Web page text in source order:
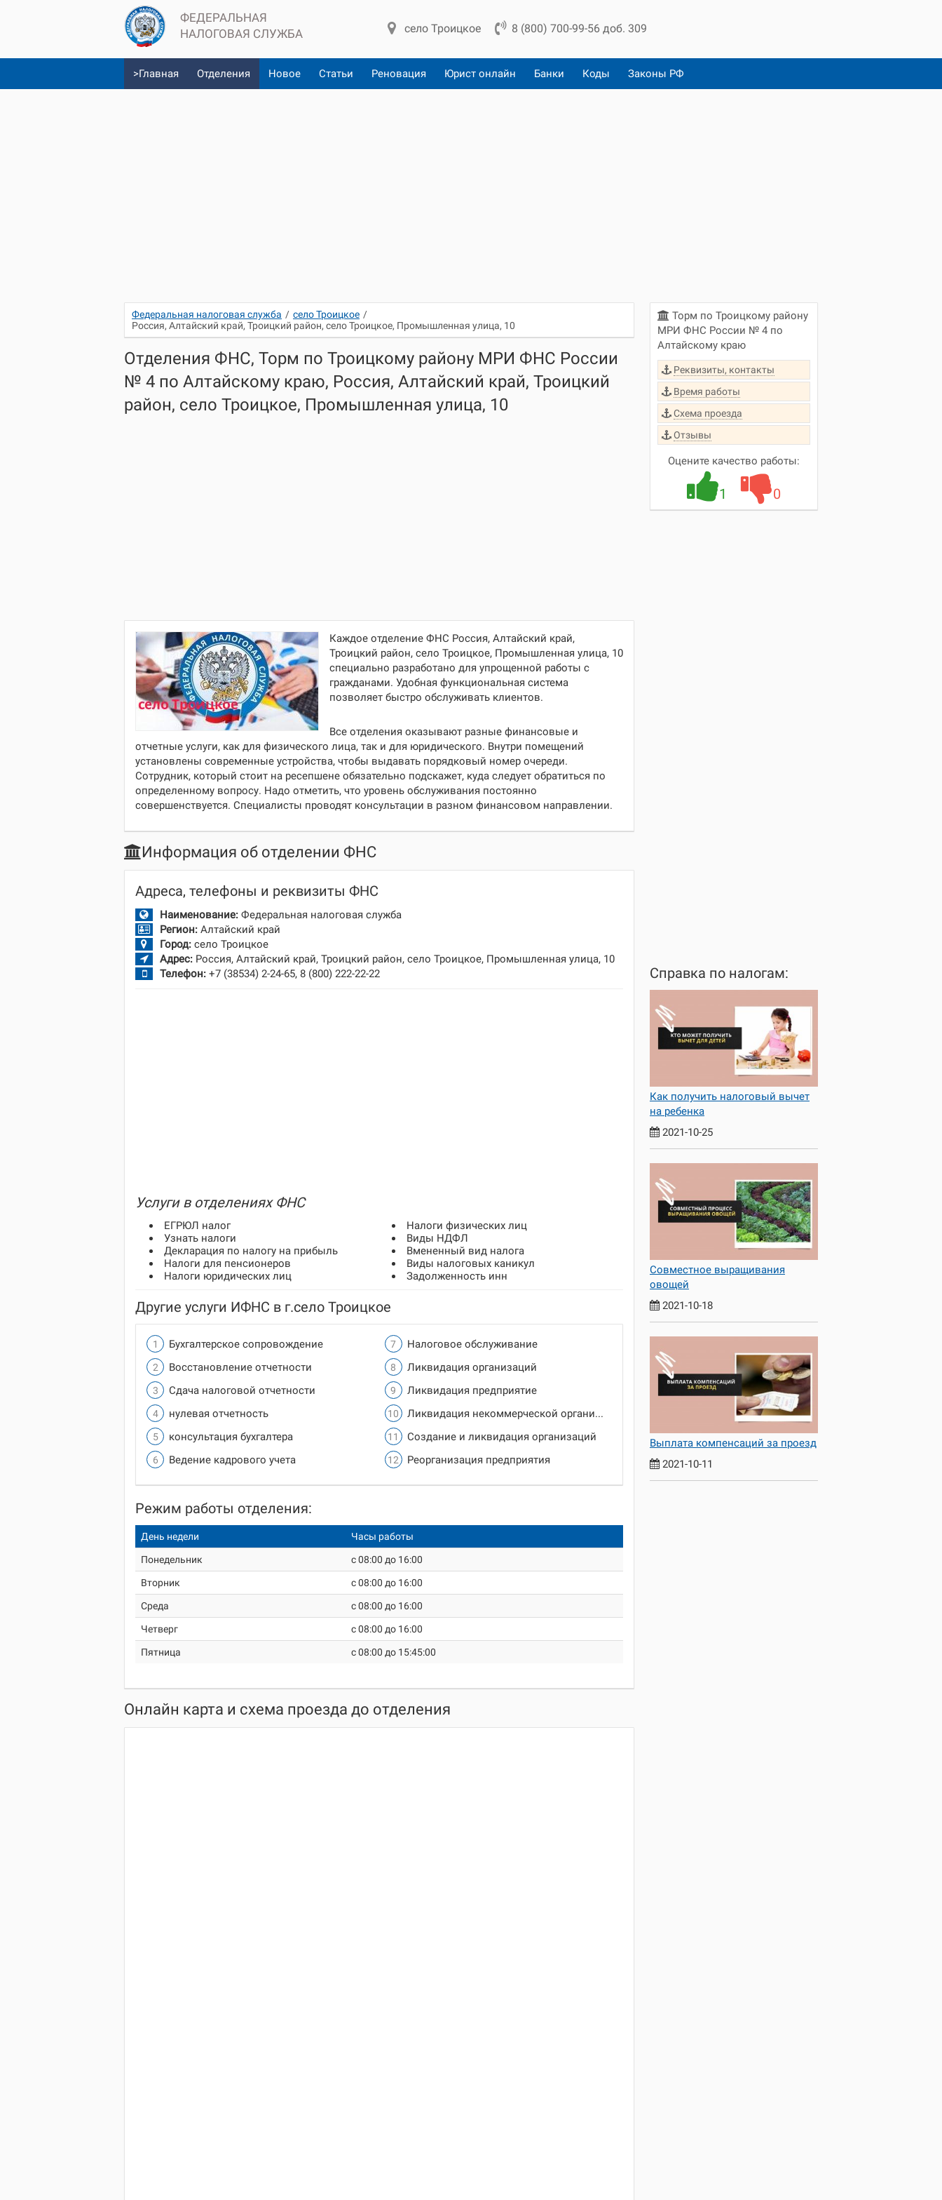
ФЕДЕРАЛЬНАЯ
НАЛОГОВАЯ СЛУЖБА
село Троицкое 8 (800) 700-99-56 доб. 309
>Главная Отделения Новое Статьи Реновация Юрист онлайн Банки Коды Законы РФ
Федеральная налоговая служба / село Троицкое /
Россия, Алтайский край, Троицкий район, село Троицкое, Промышленная улица, 10
Отделения ФНС, Торм по Троицкому району МРИ ФНС России
№ 4 по Алтайскому краю, Россия, Алтайский край, Троицкий
район, село Троицкое, Промышленная улица, 10
Каждое отделение ФНС Россия, Алтайский край,
Троицкий район, село Троицкое, Промышленная улица, 10
специально разработано для упрощенной работы с
гражданами. Удобная функциональная система
позволяет быстро обслуживать клиентов.
Все отделения оказывают разные финансовые и
отчетные услуги, как для физического лица, так и для юридического. Внутри помещений
установлены современные устройства, чтобы выдавать порядковый номер очереди.
Сотрудник, который стоит на ресепшене обязательно подскажет, куда следует обратиться по
определенному вопросу. Надо отметить, что уровень обслуживания постоянно
совершенствуется. Специалисты проводят консультации в разном финансовом направлении.
Информация об отделении ФНС
Адреса, телефоны и реквизиты ФНС
Наименование: Федеральная налоговая служба
Регион: Алтайский край
Город: село Троицкое
Адрес: Россия, Алтайский край, Троицкий район, село Троицкое, Промышленная улица, 10
Телефон: +7 (38534) 2-24-65, 8 (800) 222-22-22
Услуги в отделениях ФНС
ЕГРЮЛ налог
Узнать налоги
Декларация по налогу на прибыль
Налоги для пенсионеров
Налоги юридических лиц
Налоги физических лиц
Виды НДФЛ
Вмененный вид налога
Виды налоговых каникул
Задолженность инн
Другие услуги ИФНС в г.село Троицкое
Бухгалтерское сопровождение
Восстановление отчетности
Сдача налоговой отчетности
нулевая отчетность
консультация бухгалтера
Ведение кадрового учета
Налоговое обслуживание
Ликвидация организаций
Ликвидация предприятие
Ликвидация некоммерческой организации
Создание и ликвидация организаций
Реорганизация предприятия
Режим работы отделения:
День недели Часы работы
Понедельник c 08:00 до 16:00
Вторник c 08:00 до 16:00
Среда c 08:00 до 16:00
Четверг c 08:00 до 16:00
Пятница c 08:00 до 15:45:00
Онлайн карта и схема проезда до отделения
Торм по Троицкому району
МРИ ФНС России № 4 по
Алтайскому краю
Реквизиты, контакты
Время работы
Схема проезда
Отзывы
Оцените качество работы:
1 0
Справка по налогам:
Как получить налоговый вычет
на ребенка
2021-10-25
Совместное выращивания
овощей
2021-10-18
Выплата компенсаций за проезд
2021-10-11